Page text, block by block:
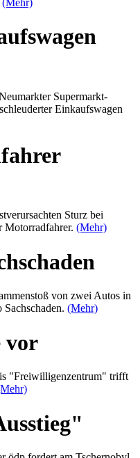
Supermarkt-
Einkaufswagen
Sturz bei
Motorradfahrer. (Mehr)
von zwei Autos in
(Mehr)
vor
"Freiwilligenzentrum" trifft